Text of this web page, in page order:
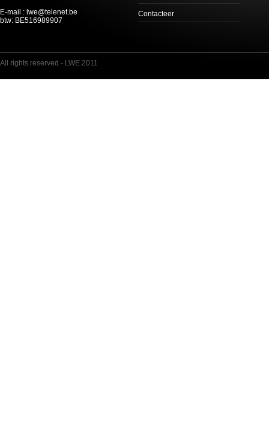
E-mail : lwe@telenet.be
btw: BE516989907
Contacteer
All rights reserved - LWE 2011